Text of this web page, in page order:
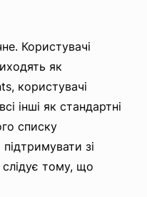
Користувачі
як
користувачі
інші як стандартні
списку
зі
тому, що